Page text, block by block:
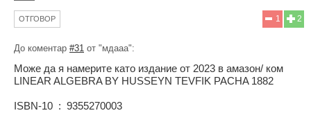
2
1
ОТГОВОР
До коментар #31 от "мдааа":
Може да я намерите като издание от 2023 в амазон/ ком
LINEAR ALGEBRA BY HUSSEYN TEVFIK PACHA 1882
ISBN-10 ‏ : ‎ 9355270003